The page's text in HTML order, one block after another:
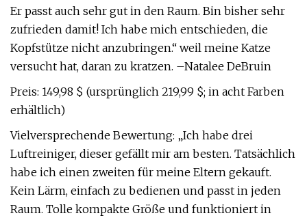
Er passt auch sehr gut in den Raum. Bin bisher sehr
zufrieden damit! Ich habe mich entschieden, die
Kopfstütze nicht anzubringen.“ weil meine Katze
versucht hat, daran zu kratzen. –Natalee DeBruin
Preis: 149,98 $ (ursprünglich 219,99 $; in acht Farben
erhältlich)
Vielversprechende Bewertung: „Ich habe drei
Luftreiniger, dieser gefällt mir am besten. Tatsächlich
habe ich einen zweiten für meine Eltern gekauft.
Kein Lärm, einfach zu bedienen und passt in jeden
Raum. Tolle kompakte Größe und funktioniert in